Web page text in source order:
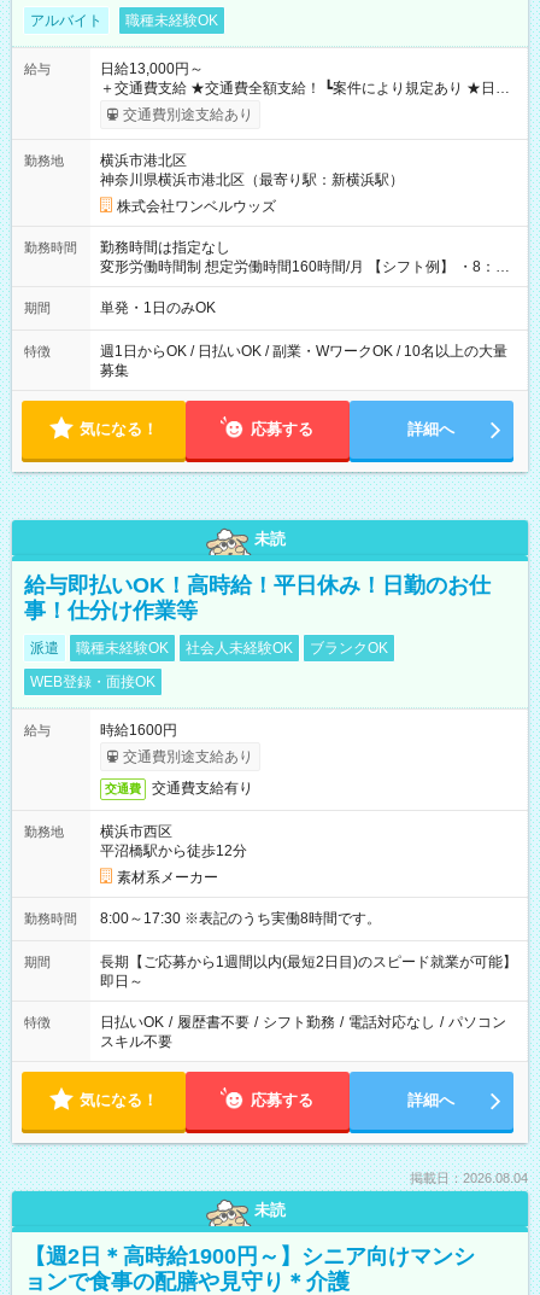
アルバイト 職種未経験OK
給与
日給13,000円～
＋交通費支給 ★交通費全額支給！ ┗案件により規定あり ★日払
いOK！（規定あり） ┗働いたその日に現金GET♪ お仕事後はコ
ンビニATMから 日払い分を引き落とせます！ 【試用期間】試
交通費別途支給あり
勤務地
横浜市港北区
神奈川県横浜市港北区（最寄り駅：新横浜駅）
株式会社ワンベルウッズ
勤務時間
勤務時間は指定なし
変形労働時間制 想定労働時間160時間/月 【シフト例】 ・8：00
～21：00
期間 単発・1日のみOK
特徴
週1日からOK / 日払いOK / 副業・WワークOK / 10名以上の大量
募集
気になる！ 応募する 詳細へ
未読
給与即払いOK！高時給！平日休み！日勤のお仕
事！仕分け作業等
派遣 職種未経験OK 社会人未経験OK
ブランクOK
WEB登録・面接OK
給与
時給1600円
交通費別途支給あり
交通費 交通費支給有り
勤務地
横浜市西区
平沼橋駅から徒歩12分
素材系メーカー
勤務時間 8:00～17:30 ※表記のうち実働8時間です。
期間
長期【ご応募から1週間以内(最短2日目)のスピード就業が可能】
即日～
特徴 日払いOK / 履歴書不要 / シフト勤務 / 電話対応なし / パソコン
スキル不要
気になる！ 応募する 詳細へ
掲載日：2026.08.04
未読
【週2日＊高時給1900円～】シニア向けマンシ
ョンで食事の配膳や見守り＊介護